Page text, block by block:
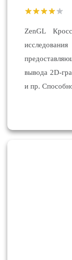
ZenGL
вывода 2D-
и пр.